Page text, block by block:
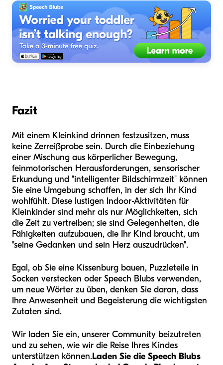
Fazit
Mit einem Kleinkind drinnen festzusitzen, muss
keine Zerreißprobe sein. Durch die Einbeziehung
einer Mischung aus körperlicher Bewegung,
feinmotorischen Herausforderungen, sensorischer
Erkundung und "intelligenter Bildschirmzeit" können
Sie eine Umgebung schaffen, in der sich Ihr Kind
wohlfühlt. Diese lustigen Indoor-Aktivitäten für
Kleinkinder sind mehr als nur Möglichkeiten, sich
die Zeit zu vertreiben; sie sind Gelegenheiten, die
Fähigkeiten aufzubauen, die Ihr Kind braucht, um
"seine Gedanken und sein Herz auszudrücken".
Egal, ob Sie eine Kissenburg bauen, Puzzleteile in
Socken verstecken oder Speech Blubs verwenden,
um neue Wörter zu üben, denken Sie daran, dass
Ihre Anwesenheit und Begeisterung die wichtigsten
Zutaten sind.
Wir laden Sie ein, unserer Community beizutreten
und zu sehen, wie wir die Reise Ihres Kindes
unterstützen können.Laden Sie die Speech Blubs